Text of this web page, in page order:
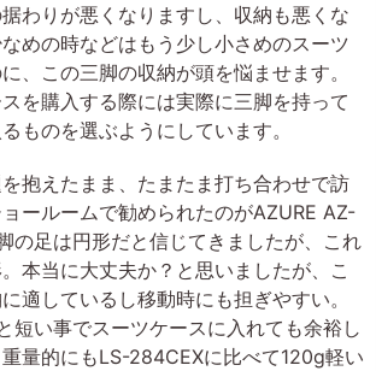
わりが悪くなりますし、収納も悪くな
めの時などはもう少し小さめのスーツ
、この三脚の収納が頭を悩ませます。
を購入する際には実際に三脚を持って
ものを選ぶようにしています。
抱えたまま、たまたま打ち合わせで訪
ールームで勧められたのがAZURE AZ-
の足は円形だと信じてきましたが、これ
本当に大丈夫か？と思いましたが、こ
適しているし移動時にも担ぎやすい。
短い事でスーツケースに入れても余裕し
量的にもLS-284CEXに比べて120g軽い